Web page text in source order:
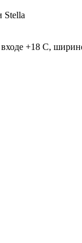
Stella
входе +18 С,